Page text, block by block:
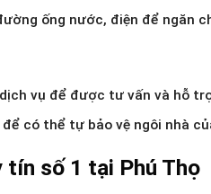
ống nước, điện để ngăn
vụ để được tư vấn và hỗ
có thể tự bảo vệ ngôi nhà
tín số 1 tại Phú Thọ